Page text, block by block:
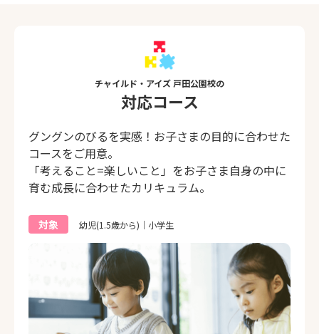
チャイルド・アイズ 戸田公園校の
対応コース
グングンのびるを実感！お子さまの目的に合わせた
コースをご用意。
「考えること=楽しいこと」をお子さま自身の中に
育む成長に合わせたカリキュラム。
対象 幼児(1.5歳から)｜小学生